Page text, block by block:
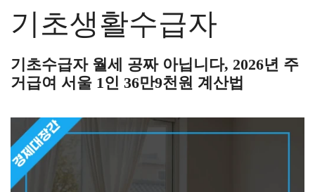
기초생활수급자
기초수급자 월세 공짜 아닙니다, 2026년 주
거급여 서울 1인 36만9천원 계산법